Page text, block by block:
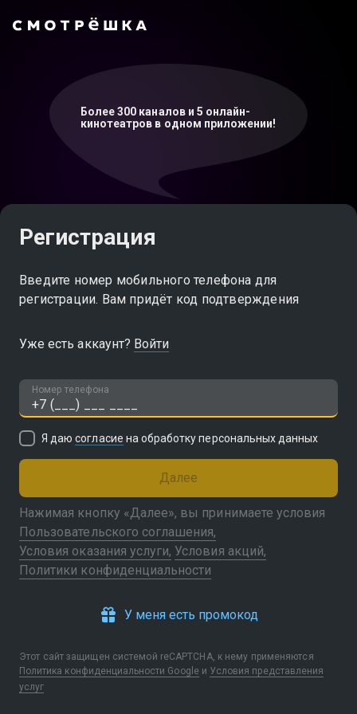
Более 300 каналов и 5 онлайн-
кинотеатров в одном приложении!
Регистрация
Введите номер мобильного телефона для
регистрации. Вам придёт код подтверждения
Уже есть аккаунт? Войти
Номер телефона
Я даюсогласие на обработку персональных данных
Далее
Нажимая кнопку «Далее», вы принимаете условия
Пользовательского соглашения
Условия оказания услуги Условия акций
Политики конфиденциальности
У меня есть промокод
Этот сайт защищен системой reCAPTCHA, к нему применяются
Политика конфиденциальности Googleи Условия представления
услуг